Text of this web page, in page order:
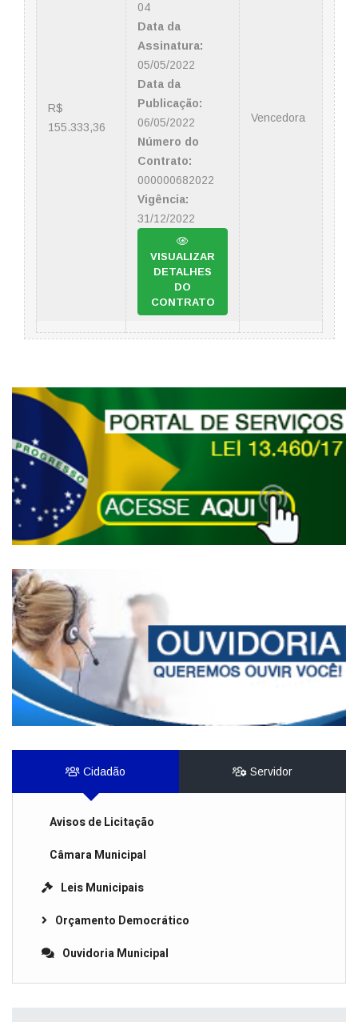
R$
155.333,36
04
Data da
Assinatura:
05/05/2022
Data da
Publicação:
06/05/2022
Número do
Contrato:
000000682022
Vigência:
31/12/2022
VISUALIZAR
DETALHES
DO
CONTRATO
Vencedora
Cidadão Servidor
Avisos de Licitação
Câmara Municipal
Leis Municipais
Orçamento Democrático
Ouvidoria Municipal